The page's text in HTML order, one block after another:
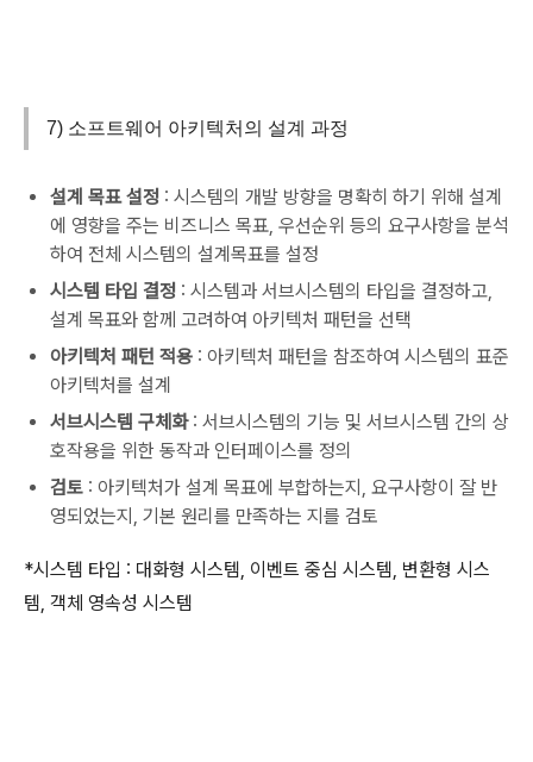
7) 소프트웨어 아키텍처의 설계 과정
설계 목표 설정 : 시스템의 개발 방향을 명확히 하기 위해 설계
에 영향을 주는 비즈니스 목표, 우선순위 등의 요구사항을 분석
하여 전체 시스템의 설계목표를 설정
시스템 타입 결정 : 시스템과 서브시스템의 타입을 결정하고,
설계 목표와 함께 고려하여 아키텍처 패턴을 선택
아키텍처 패턴 적용 : 아키텍처 패턴을 참조하여 시스템의 표준
아키텍처를 설계
서브시스템 구체화: 서브시스템의 기능 및 서브시스템 간의 상
호작용을 위한 동작과 인터페이스를 정의
검토 : 아키텍처가 설계 목표에 부합하는지, 요구사항이 잘 반
영되었는지, 기본 원리를 만족하는 지를 검토
*시스템 타입 : 대화형 시스템, 이벤트 중심 시스템, 변환형 시스
템, 객체 영속성 시스템